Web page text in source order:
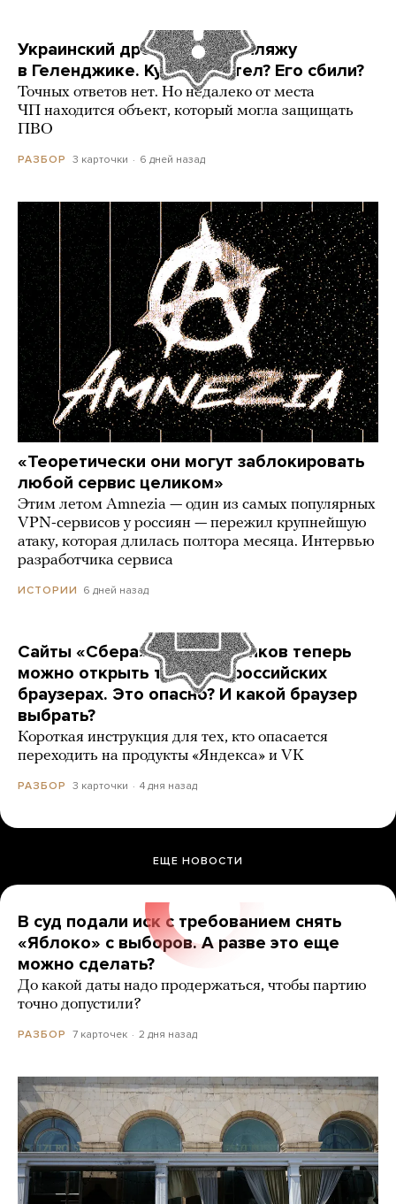
Украинский дрон попал по пляжу
в Геленджике. Куда он летел? Его сбили?
Точных ответов нет. Но недалеко от места
ЧП находится объект, который могла защищать
ПВО
РАЗБОР 3 карточки 6 дней назад
«Теоретически они могут заблокировать
любой сервис целиком»
Этим летом Amnezia — один из самых популярных
VPN-сервисов у россиян — пережил крупнейшую
атаку, которая длилась полтора месяца. Интервью
разработчика сервиса
ИСТОРИИ 6 дней назад
Сайты «Сбера» и других банков теперь
можно открыть только в российских
браузерах. Это опасно? И какой браузер
выбрать?
Короткая инструкция для тех, кто опасается
переходить на продукты «Яндекса» и VK
РАЗБОР 3 карточки 4 дня назад
ЕЩЕ НОВОСТИ
В суд подали иск с требованием снять
«Яблоко» с выборов. А разве это еще
можно сделать?
До какой даты надо продержаться, чтобы партию
точно допустили?
РАЗБОР 7 карточек 2 дня назад